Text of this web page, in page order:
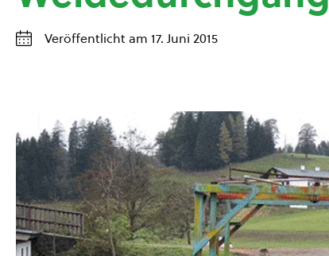
Veröffentlicht am 17. Juni 2015